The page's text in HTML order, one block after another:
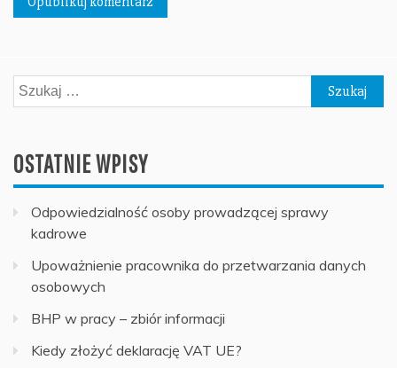
Szukaj:
OSTATNIE WPISY
Odpowiedzialność osoby prowadzącej sprawy
kadrowe
Upoważnienie pracownika do przetwarzania danych
osobowych
BHP w pracy – zbiór informacji
Kiedy złożyć deklarację VAT UE?